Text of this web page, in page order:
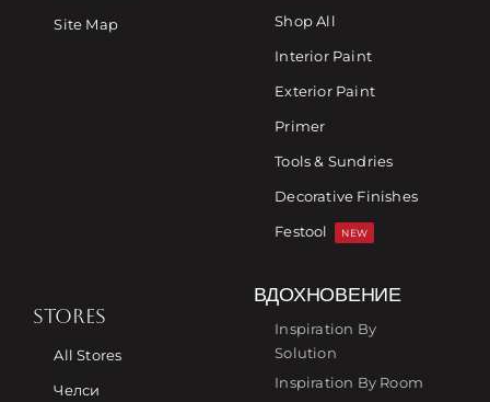
Site Map
Shop All
Interior Paint
Exterior Paint
Primer
Tools & Sundries
Decorative Finishes
Festool
NEW
STORES
All Stores
Челси
ВДОХНОВЕНИЕ
Inspiration By
Solution
Inspiration By Room